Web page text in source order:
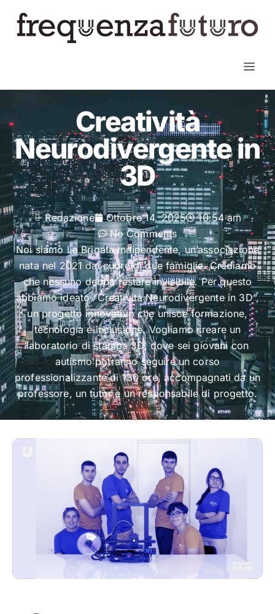
Creatività
Neurodivergente in
3D
Redazione Ottobre 14, 2025
10:54 am
No Comments
Noi siamo La Brigata Indipendente, un’associazione
nata nel 2021 dal cuore di due famiglie. Crediamo
che nessuno debba restare invisibile. Per questo
abbiamo ideato “Creatività Neurodivergente in 3D”,
un progetto innovativo che unisce formazione,
tecnologia e inclusione. Vogliamo creare un
laboratorio di stampa 3D, dove sei giovani con
autismo potranno seguire un corso
professionalizzante di 130 ore, accompagnati da un
professore, un tutor e un responsabile di progetto.